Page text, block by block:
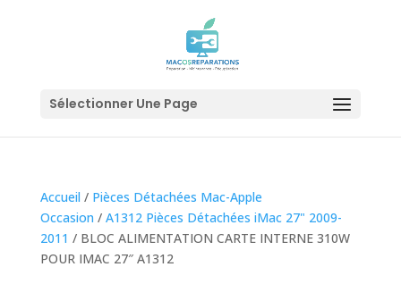
Sélectionner Une Page
Accueil / Pièces Détachées Mac-Apple
Occasion / A1312 Pièces Détachées iMac 27" 2009-
2011 / BLOC ALIMENTATION CARTE INTERNE 310W
POUR IMAC 27″ A1312